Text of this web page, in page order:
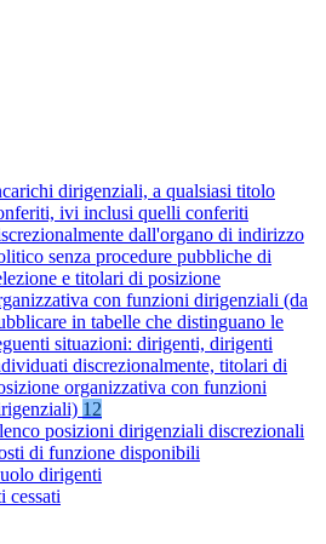
dirigenziali, a qualsiasi titolo
ivi inclusi quelli conferiti
dall'organo di indirizzo
senza procedure pubbliche di
e titolari di posizione
con funzioni dirigenziali (da
in tabelle che distinguano le
situazioni: dirigenti, dirigenti
discrezionalmente, titolari di
organizzativa con funzioni
12
posizioni dirigenziali discrezionali
di funzione disponibili
dirigenti
cessati